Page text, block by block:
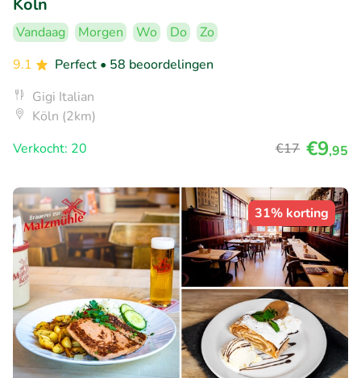
Vandaag Morgen Wo Do
Zo
9.1
Perfect • 58 beoordelingen
Gigi Italian
Köln (2km)
Verkocht: 20
€17 €9,95
31% korting